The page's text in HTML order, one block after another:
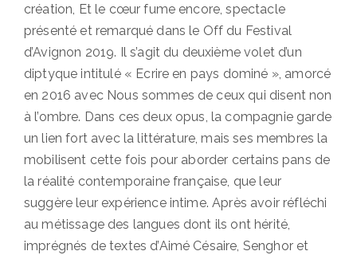
création, Et le cœur fume encore, spectacle
présenté et remarqué dans le Off du Festival
d’Avignon 2019. Il s’agit du deuxième volet d’un
diptyque intitulé « Ecrire en pays dominé », amorcé
en 2016 avec Nous sommes de ceux qui disent non
à l’ombre. Dans ces deux opus, la compagnie garde
un lien fort avec la littérature, mais ses membres la
mobilisent cette fois pour aborder certains pans de
la réalité contemporaine française, que leur
suggère leur expérience intime. Après avoir réfléchi
au métissage des langues dont ils ont hérité,
imprégnés de textes d’Aimé Césaire, Senghor et